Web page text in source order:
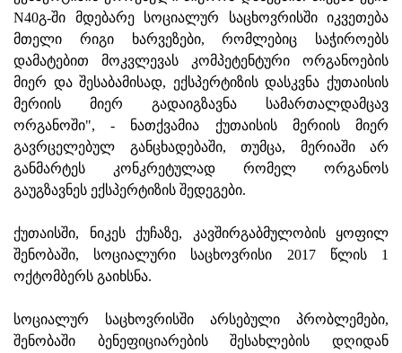
N40გ-ში მდებარე სოციალურ საცხოვრისში იკვეთება
მთელი რიგი ხარვეზები, რომლებიც საჭიროებს
დამატებით მოკვლევას კომპეტენტური ორგანოების
მიერ და შესაბამისად, ექსპერტიზის დასკვნა ქუთაისის
მერიის მიერ გადაიგზავნა სამართალდამცავ
ორგანოში", - ნათქვამია ქუთაისის მერიის მიერ
გავრცელებულ განცხადებაში, თუმცა, მერიაში არ
განმარტეს კონკრეტულად რომელ ორგანოს
გაუგზავნეს ექსპერტიზის შედეგები.
ქუთაისში, ნიკეს ქუჩაზე, კავშირგაბმულობის ყოფილ
შენობაში, სოციალური საცხოვრისი 2017 წლის 1
ოქტომბერს გაიხსნა.
სოციალურ საცხოვრისში არსებული პრობლემები,
შენობაში ბენეფიციარების შესახლების დღიდან